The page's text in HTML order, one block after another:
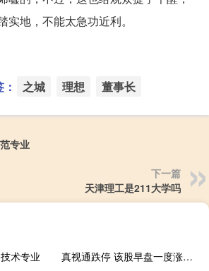
地，不能太急功近利。
之城 理想 董事长
专业
下一篇
天津理工是211大学吗
术专业
真视通跌停 该股早盘一度涨超9%